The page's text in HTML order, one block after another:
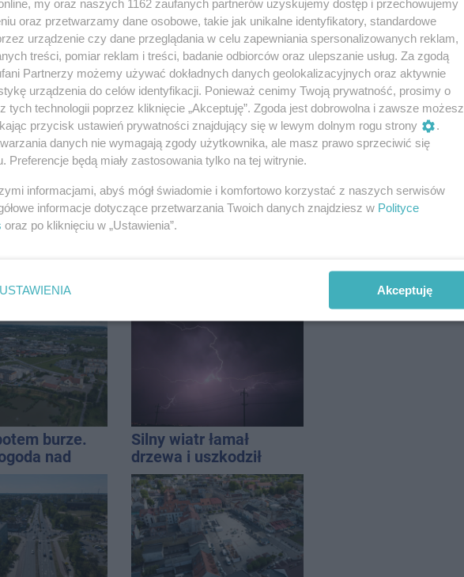
na
Dwa pasy
przyczepa od
Wyprzedził radiowóz na
podwójnej ciągłej tuż
przed pasami
pierwszy
Noteci.
terminarz
burze.
nad
Silny wiatr łamał
drzewa i uszkodził
dach. To nie koniec
ostrzeżeń
my oraz naszych 1162 zaufanych partnerów uzyskujemy dostęp i przechowujemy
oraz przetwarzamy dane osobowe, takie jak unikalne identyfikatory, standardowe
urządzenie czy dane przeglądania w celu zapewniania spersonalizowanych reklam,
treści, pomiar reklam i treści, badanie odbiorców oraz ulepszanie usług. Za zgodą
Partnerzy możemy używać dokładnych danych geolokalizacyjnych oraz aktywnie
urządzenia do celów identyfikacji. Ponieważ cenimy Twoją prywatność, prosimy o
tych technologii poprzez kliknięcie „Akceptuję”. Zgoda jest dobrowolna i zawsze możesz
przycisk ustawień prywatności znajdujący się w lewym dolnym rogu strony
.
danych nie wymagają zgody użytkownika, ale masz prawo sprzeciwić się
Preferencje będą miały zastosowania tylko na tej witrynie.
informacjami, abyś mógł świadomie i komfortowo korzystać z naszych serwisów
informacje dotyczące przetwarzania Twoich danych znajdziesz w Polityce
oraz po kliknięciu w „Ustawienia”.
USTAWIENIA Akceptuję